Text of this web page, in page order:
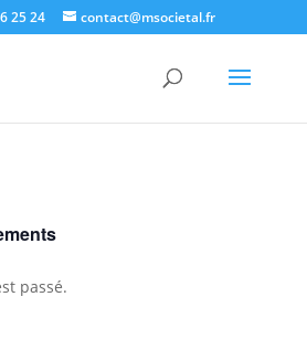
25 24 contact@msocietal.fr
passé.